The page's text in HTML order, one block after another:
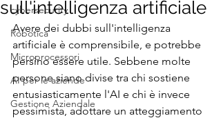
cybersecurity
Robotica
Microprocessori
AI per le aziende
Gestione Aziendale
sull'intelligenza artificiale
Avere dei dubbi sull'intelligenza
artificiale è comprensibile, e potrebbe
persino essere utile. Sebbene molte
persone siano divise tra chi sostiene
entusiasticamente l'AI e chi è invece
pessimista, adottare un atteggiamento